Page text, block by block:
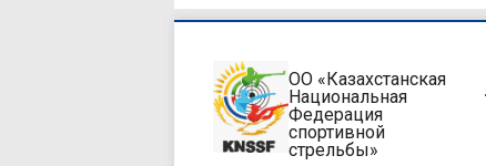
ОО «Казахстанская
Национальная
Федерация
спортивной
стрельбы»